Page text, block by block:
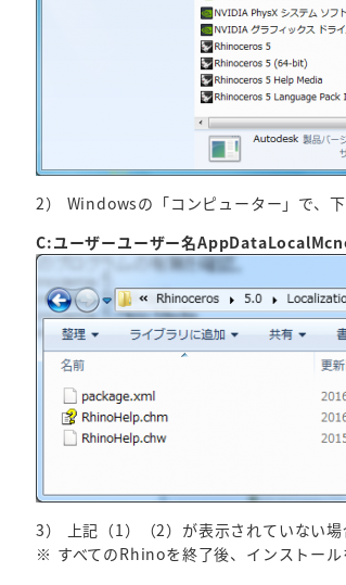
2） Windowsの「コンピューター」で、
C:ユーザーユーザー名
3） 上記（1）（2）が表示されていない
※ すべてのRhinoを終了後、インストール